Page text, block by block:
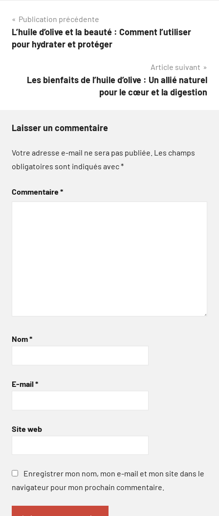
Navigation
de
Publication précédente
L’huile d’olive et la beauté : Comment l’utiliser
pour hydrater et protéger
Article suivant
Les bienfaits de l’huile d’olive : Un allié naturel
pour le cœur et la digestion
Laisser un commentaire
Votre adresse e-mail ne sera pas publiée. Les champs
obligatoires sont indiqués avec*
Commentaire*
Nom*
E-mail *
Site web
Enregistrer mon nom, mon e-mail et mon site dans le
navigateur pour mon prochain commentaire.